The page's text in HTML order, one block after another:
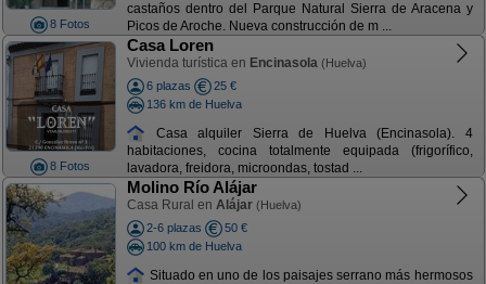
8 Fotos
castaños dentro del Parque Natural Sierra de Aracena y
Picos de Aroche. Nueva construcción de m ...
8 Fotos
Casa Loren
Vivienda turística en Encinasola (Huelva)
6 plazas
25 €
136 km de Huelva
Casa alquiler Sierra de Huelva (Encinasola). 4
habitaciones, cocina totalmente equipada (frigorífico,
lavadora, freidora, microondas, tostad ...
Molino Río Alájar
Casa Rural en Alájar (Huelva)
2-6 plazas
50 €
100 km de Huelva
Situado en uno de los paisajes serrano más hermosos